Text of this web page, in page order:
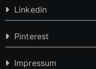
LinkedIn
Pinterest
Impressum